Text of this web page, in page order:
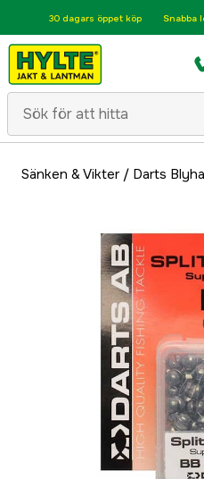
30 dagars öppet köp Snabba
Sänken & Vikter/ Darts